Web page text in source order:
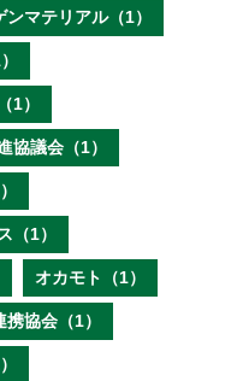
ンマテリアル（1）
1）
協議会（1）
（1）
オカモト（1）
携協会（1）